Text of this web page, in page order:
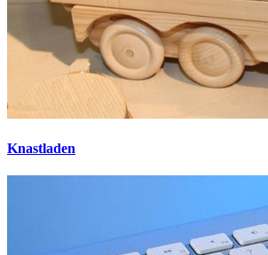
Knastladen